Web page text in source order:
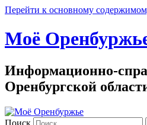
Перейти к основному
Моё
Информационно-
Оренбургской
Поиск